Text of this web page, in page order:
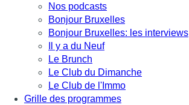
Nos podcasts
Bonjour Bruxelles
Bonjour Bruxelles: les interviews
Il y a du Neuf
Le Brunch
Le Club du Dimanche
Le Club de l'Immo
Grille des programmes